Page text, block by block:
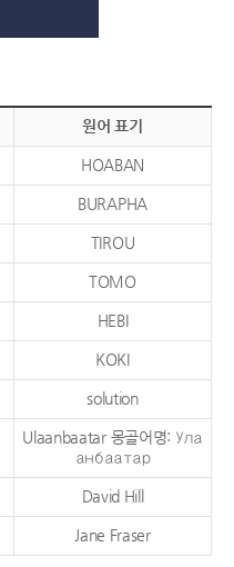
원어 표기
HOABAN
BURAPHA
TIROU
TOMO
HEBI
KOKI
solution
Ulaanbaatar 몽골어명: Ула
анбаатар
David Hill
Jane Fraser